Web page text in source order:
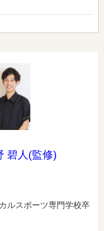
碧人(監修)
ルスポーツ専門学校卒